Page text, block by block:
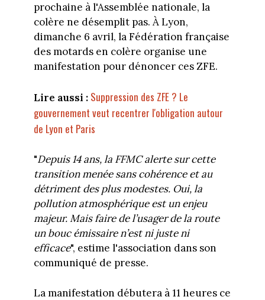
prochaine à l'Assemblée nationale, la
colère ne désemplit pas. À Lyon,
dimanche 6 avril, la Fédération française
des motards en colère organise une
manifestation pour dénoncer ces ZFE.
Lire aussi : Suppression des ZFE ? Le
gouvernement veut recentrer l'obligation autour
de Lyon et Paris
"Depuis 14 ans, la FFMC alerte sur cette
transition menée sans cohérence et au
détriment des plus modestes. Oui, la
pollution atmosphérique est un enjeu
majeur. Mais faire de l’usager de la route
un bouc émissaire n’est ni juste ni
efficace", estime l'association dans son
communiqué de presse.
La manifestation débutera à 11 heures ce